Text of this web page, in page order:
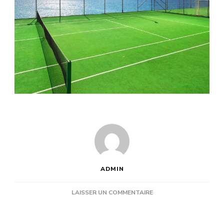
ADMIN
LAISSER UN COMMENTAIRESUR